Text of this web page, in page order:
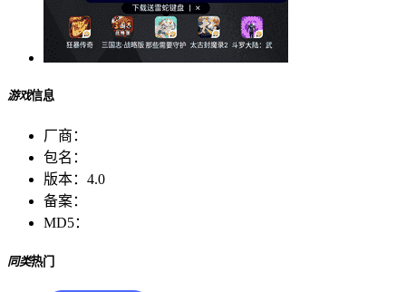
游戏信息
厂商：
包名：
版本： 4.0
备案：
MD5：
同类热门